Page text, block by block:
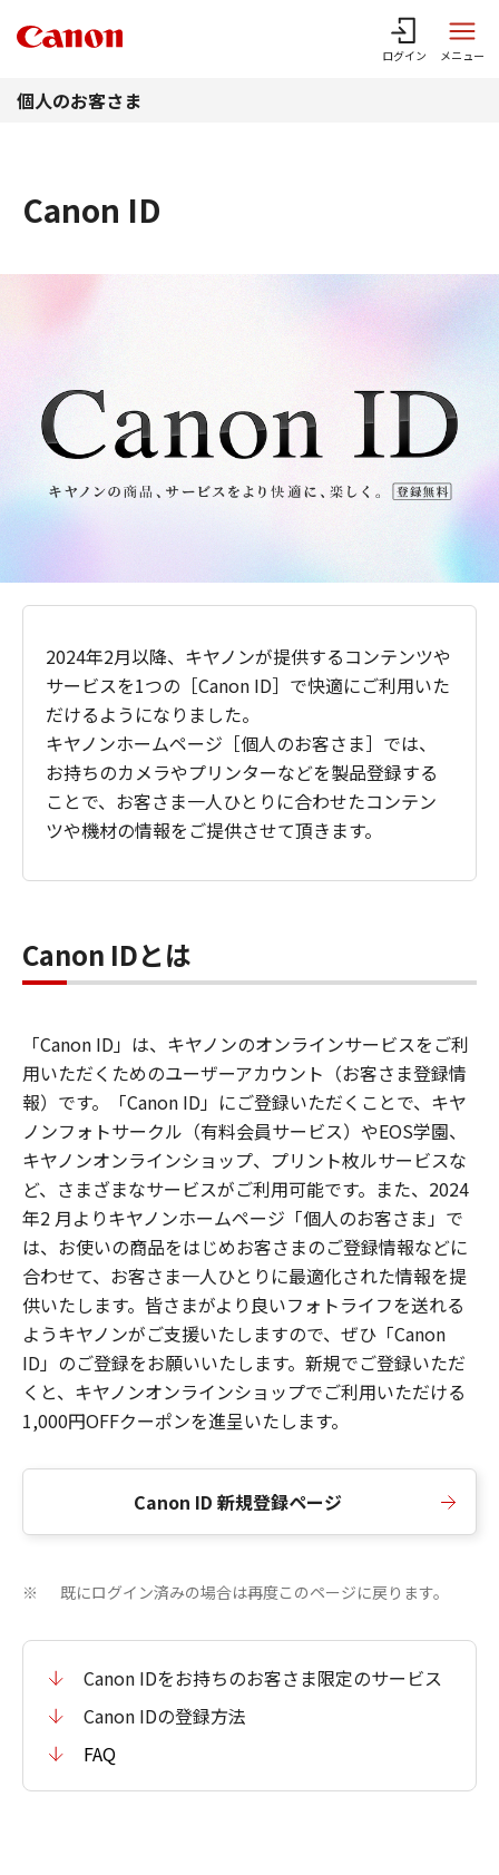
ログイン メニュー
個人のお客さま
Canon ID
2024年2月以降、キヤノンが提供するコンテンツや
サービスを1つの［Canon ID］で快適にご利用いた
だけるようになりました。
キヤノンホームページ［個人のお客さま］では、
お持ちのカメラやプリンターなどを製品登録する
ことで、お客さま一人ひとりに合わせたコンテン
ツや機材の情報をご提供させて頂きます。
Canon IDとは
「Canon ID」は、キヤノンのオンラインサービスをご利
用いただくためのユーザーアカウント（お客さま登録情
報）です。「Canon ID」にご登録いただくことで、キヤ
ノンフォトサークル（有料会員サービス）やEOS学園、
キヤノンオンラインショップ、プリント枚ルサービスな
ど、さまざまなサービスがご利用可能です。また、2024
年2 月よりキヤノンホームページ「個人のお客さま」で
は、お使いの商品をはじめお客さまのご登録情報などに
合わせて、お客さま一人ひとりに最適化された情報を提
供いたします。皆さまがより良いフォトライフを送れる
ようキヤノンがご支援いたしますので、ぜひ「Canon
ID」のご登録をお願いいたします。新規でご登録いただ
くと、キヤノンオンラインショップでご利用いただける
1,000円OFFクーポンを進呈いたします。
Canon ID 新規登録ページ
※ 既にログイン済みの場合は再度このページに戻ります。
Canon IDをお持ちのお客さま限定のサービス
Canon IDの登録方法
FAQ